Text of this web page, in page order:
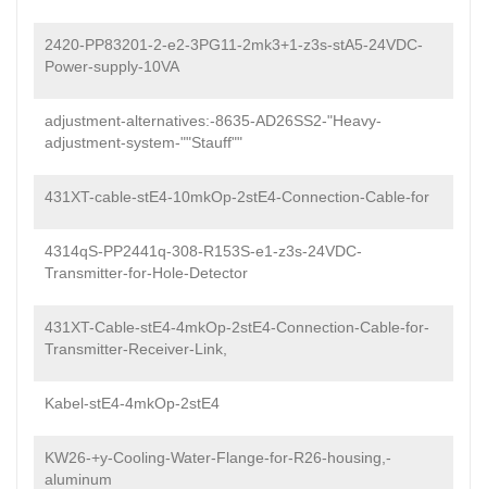
2420-PP83201-2-e2-3PG11-2mk3+1-z3s-stA5-24VDC-
Power-supply-10VA
adjustment-alternatives:-8635-AD26SS2-"Heavy-
adjustment-system-""Stauff""
431XT-cable-stE4-10mkOp-2stE4-Connection-Cable-for
4314qS-PP2441q-308-R153S-e1-z3s-24VDC-
Transmitter-for-Hole-Detector
431XT-Cable-stE4-4mkOp-2stE4-Connection-Cable-for-
Transmitter-Receiver-Link,
Kabel-stE4-4mkOp-2stE4
KW26-+y-Cooling-Water-Flange-for-R26-housing,-
aluminum